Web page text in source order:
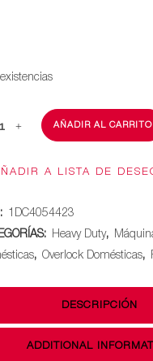
AÑADIR AL CARRITO
A LISTA DE
1DC4054423
Heavy Duty,
, Overlock Domésticas,
DESCRIPCIÓN
ADDITIONAL